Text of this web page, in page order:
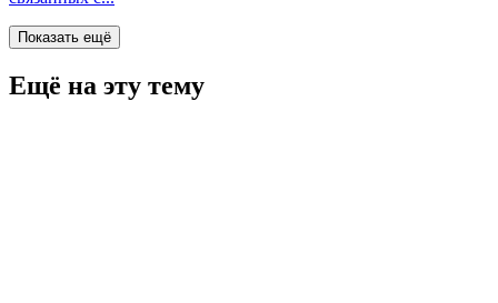
Показать ещё
Ещё на эту тему